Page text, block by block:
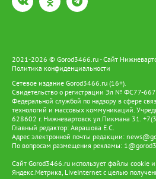
2021-2026 © Gorod3466.ru - Сайт
Политика конфиденциальности
Сетевое издание Gorod3466.ru (16+).
Свидетельство о регистрации Эл № ФС77-
Федеральной службой по надзору в сфере
технологий и массовых коммуникаций.
628602 г. Нижневартовск ул.Пикмана 31.
Главный редактор: Аврашова Е.С.
Адрес электронной почты редакции:
По вопросам размещения рекламы:
Сайт Gorod3466.ru использует файлы cookie
Яндекс.Метрика, LiveInternet с целью